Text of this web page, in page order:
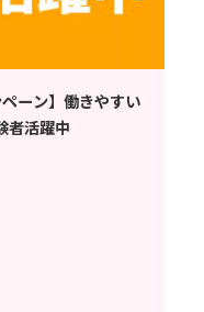
ーン】働きやすい
者活躍中